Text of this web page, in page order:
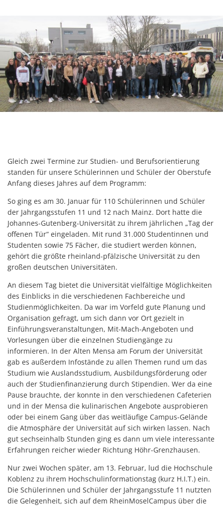
Gleich zwei Termine zur Studien- und Berufsorientierung
standen für unsere Schülerinnen und Schüler der Oberstufe
Anfang dieses Jahres auf dem Programm:
So ging es am 30. Januar für 110 Schülerinnen und Schüler
der Jahrgangsstufen 11 und 12 nach Mainz. Dort hatte die
Johannes-Gutenberg-Universität zu ihrem jährlichen „Tag der
offenen Tür“ eingeladen. Mit rund 31.000 Studentinnen und
Studenten sowie 75 Fächer, die studiert werden können,
gehört die größte rheinland-pfälzische Universität zu den
großen deutschen Universitäten.
An diesem Tag bietet die Universität vielfältige Möglichkeiten
des Einblicks in die verschiedenen Fachbereiche und
Studienmöglichkeiten. Da war im Vorfeld gute Planung und
Organisation gefragt, um sich dann vor Ort gezielt in
Einführungsveranstaltungen, Mit-Mach-Angeboten und
Vorlesungen über die einzelnen Studiengänge zu
informieren. In der Alten Mensa am Forum der Universität
gab es außerdem Infostände zu allen Themen rund um das
Studium wie Auslandsstudium, Ausbildungsförderung oder
auch der Studienfinanzierung durch Stipendien. Wer da eine
Pause brauchte, der konnte in den verschiedenen Cafeterien
und in der Mensa die kulinarischen Angebote ausprobieren
oder bei einem Gang über das weitläufige Campus-Gelände
die Atmosphäre der Universität auf sich wirken lassen. Nach
gut sechseinhalb Stunden ging es dann um viele interessante
Erfahrungen reicher wieder Richtung Höhr-Grenzhausen.
Nur zwei Wochen später, am 13. Februar, lud die Hochschule
Koblenz zu ihrem Hochschulinformationstag (kurz H.I.T.) ein.
Die Schülerinnen und Schüler der Jahrgangsstufe 11 nutzten
die Gelegenheit, sich auf dem RheinMoselCampus über die